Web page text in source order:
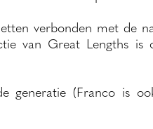
verbonden met de
van Great Lengths is
generatie (Franco is